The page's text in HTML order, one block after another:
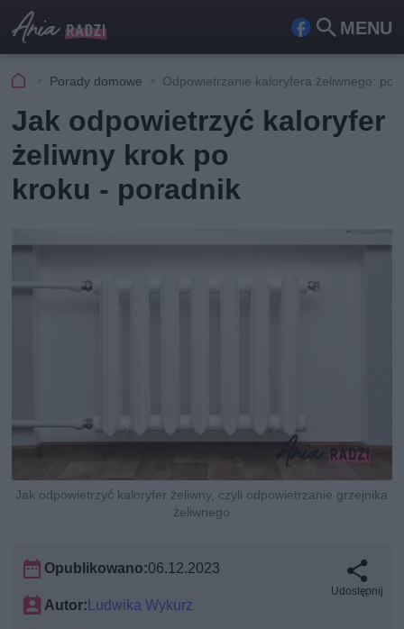
MENU
Fa
ook
Szu
kaj
Porady domowe Odpowietrzanie kaloryfera żeliwnego:
Jak odpowietrzyć kaloryfer
żeliwny krok po
kroku - poradnik
Jak odpowietrzyć kaloryfer żeliwny, czyli odpowietrzanie grzejnika
żeliwnego
Opublikowano:06.12.2023
Autor: Ludwika Wykurz
Udostępnij